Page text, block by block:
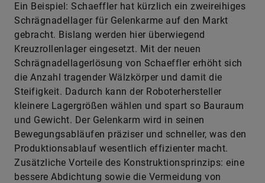
Ein Beispiel: Schaeffler hat kürzlich ein zweireihiges
Schrägnadellager für Gelenkarme auf den Markt
gebracht. Bislang werden hier überwiegend
Kreuzrollenlager eingesetzt. Mit der neuen
Schrägnadellagerlösung von Schaeffler erhöht sich
die Anzahl tragender Wälzkörper und damit die
Steifigkeit. Dadurch kann der Roboterhersteller
kleinere Lagergrößen wählen und spart so Bauraum
und Gewicht. Der Gelenkarm wird in seinen
Bewegungsabläufen präziser und schneller, was den
Produktionsablauf wesentlich effizienter macht.
Zusätzliche Vorteile des Konstruktionsprinzips: eine
bessere Abdichtung sowie die Vermeidung von